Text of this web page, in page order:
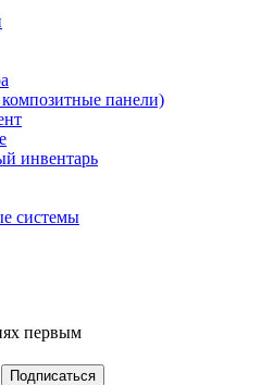
панели)
инвентарь
системы
первым